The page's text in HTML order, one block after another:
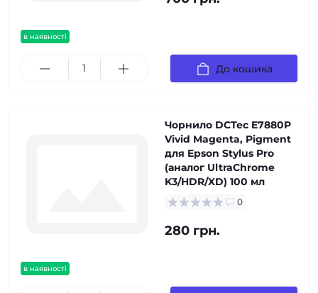
в наявності
До кошика
в наявності
Чорнило DCTec E7880P
Vivid Magenta, Pigment
для Epson Stylus Pro
(аналог UltraChrome
K3/HDR/XD) 100 мл
0
280 грн.